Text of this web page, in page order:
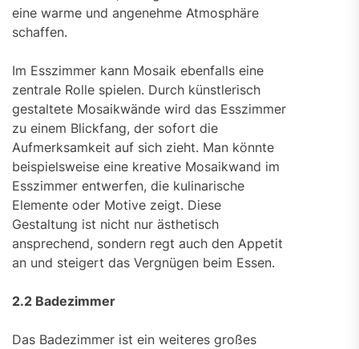
eine warme und angenehme Atmosphäre
schaffen.
Im Esszimmer kann Mosaik ebenfalls eine
zentrale Rolle spielen. Durch künstlerisch
gestaltete Mosaikwände wird das Esszimmer
zu einem Blickfang, der sofort die
Aufmerksamkeit auf sich zieht. Man könnte
beispielsweise eine kreative Mosaikwand im
Esszimmer entwerfen, die kulinarische
Elemente oder Motive zeigt. Diese
Gestaltung ist nicht nur ästhetisch
ansprechend, sondern regt auch den Appetit
an und steigert das Vergnügen beim Essen.
2.2 Badezimmer
Das Badezimmer ist ein weiteres großes